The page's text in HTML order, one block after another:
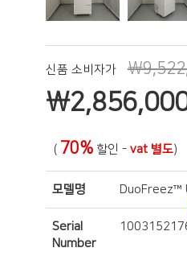
신품 소비자가
₩
( 70%할인 - vat 별도)
모델명 DuoFreez™
Serial
Number